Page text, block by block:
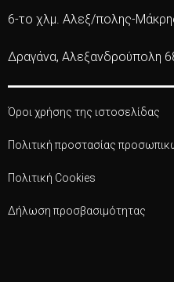
6-το χλμ. Αλεξ/πολης-
Δραγάνα, Αλεξανδρούπολη
Όροι χρήσης της ιστοσελίδας
Πολιτική προστασίας
Πολιτική Cookies
Δήλωση προσβασιμότητας